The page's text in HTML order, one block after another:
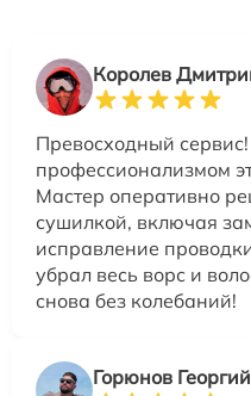
Королев
Превосходный
профессионализмом
Мастер оперативно
сушилкой, включая
исправление
убрал весь ворс и
снова без колебаний!
Горюнов Георгий